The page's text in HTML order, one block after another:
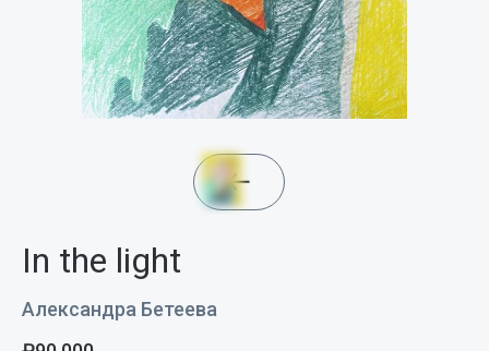
In the light
Александра Бетеева